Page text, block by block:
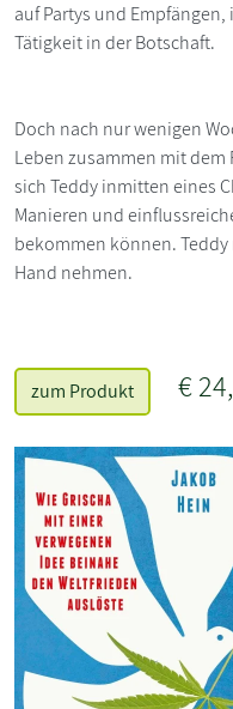
auf Partys und
Tätigkeit in der Botschaft.
Doch nach nur wenigen
Leben zusammen mit
sich Teddy inmitten eines
Manieren und
bekommen können.
Hand nehmen.
zum Produkt €